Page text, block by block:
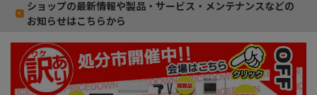
ショップの最新情報や製品・サービス・メンテナンスなどの
お知らせはこちらから